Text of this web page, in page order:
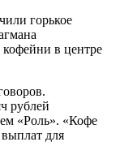
горькое
в центре
рублей
«Роль». «Кофе
выплат для